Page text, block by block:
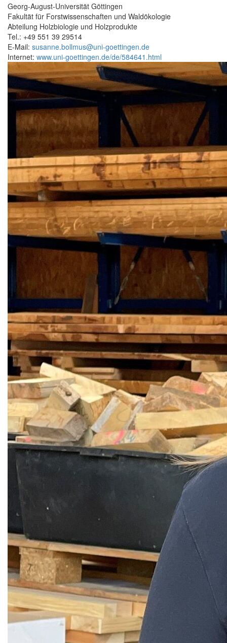
Georg-August-Universität Göttingen
Fakultät für Forstwissenschaften und Waldökologie
Abteilung Holzbiologie und Holzprodukte
Tel.: +49 551 39 29514
E-Mail: susanne.bollmus@uni-goettingen.de
Internet: www.uni-goettingen.de/de/584641.html